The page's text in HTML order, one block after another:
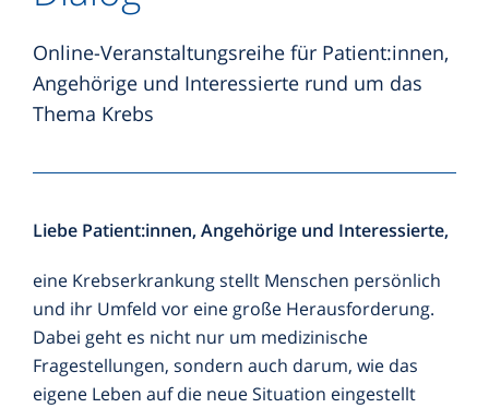
Hubertus-Wald-Forschungsförderung
Facharztpraxen
Forschungseinrichtungen
Gesundheitskiosk
Nationales Netzwerk Genomische Medizin
Lungenkrebs
Myelomsprechstunde
Sarkom- & GIST-Sprechstunde
Thoraxonkologische Sprechstunde
weitere Sprechstunden
Ernährung
Psychoonkologische Angebote
Sozialberatung
PREVENT Studie
Online-Veranstaltungsreihe für Patient:innen,
Angehörige und Interessierte rund um das
Thema Krebs
Liebe Patient:innen, Angehörige und Interessierte,
eine Krebserkrankung stellt Menschen persönlich
und ihr Umfeld vor eine große Herausforderung.
Dabei geht es nicht nur um medizinische
Fragestellungen, sondern auch darum, wie das
eigene Leben auf die neue Situation eingestellt